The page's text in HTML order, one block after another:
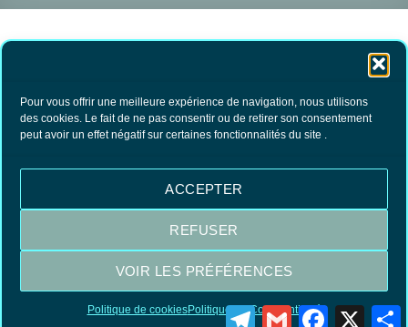
Pour vous offrir une meilleure expérience de navigation, nous utilisons
des cookies. Le fait de ne pas consentir ou de retirer son consentement
peut avoir un effet négatif sur certaines fonctionnalités du site .
ACCEPTER
REFUSER
VOIR LES PRÉFÉRENCES
Politique de cookiesPolitique de Confidentialité
6.80€ TTC
PANIER
Visa MasterCardPayPal
TelegramGmail Facebook